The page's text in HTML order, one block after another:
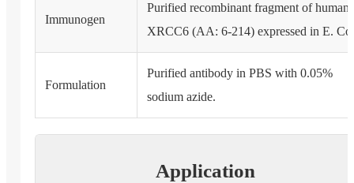
Immunogen
Purified recombinant fragment of human
XRCC6 (AA: 6-214) expressed in E.
Formulation
Purified antibody in PBS with 0.05%
sodium azide.
Application